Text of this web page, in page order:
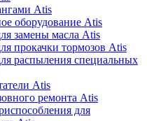
Atis
оборудование Atis
замены масла Atis
прокачки тормозов Atis
распыления специальных
Atis
ремонта Atis
для